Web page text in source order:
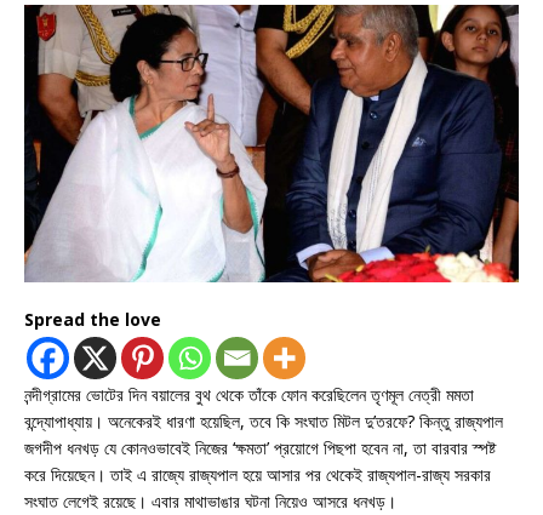
Spread the love
নন্দীগ্রামের ভোটের দিন বয়ালের বুথ থেকে তাঁকে ফোন করেছিলেন তৃণমূল নেত্রী মমতা
বন্দ্যোপাধ্যায়। অনেকেরই ধারণা হয়েছিল, তবে কি সংঘাত মিটল দু’তরফে? কিন্তু রাজ্যপাল
জগদীপ ধনখড় যে কোনওভাবেই নিজের ‘ক্ষমতা’ প্রয়োগে পিছপা হবেন না, তা বারবার স্পষ্ট
করে দিয়েছেন। তাই এ রাজ্যে রাজ্যপাল হয়ে আসার পর থেকেই রাজ্যপাল-রাজ্য সরকার
সংঘাত লেগেই রয়েছে। এবার মাথাভাঙার ঘটনা নিয়েও আসরে ধনখড়।